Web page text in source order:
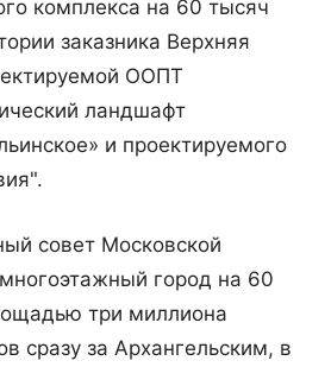
комплекса на 60 тысяч
заказника Верхняя
ООПТ
ландшафт
и проектируемого
совет Московской
город на 60
три миллиона
сразу за Архангельским, в